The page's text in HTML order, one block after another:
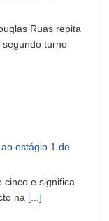
Ruas repita
segundo turno
estágio 1 de
cinco e significa
na [...]